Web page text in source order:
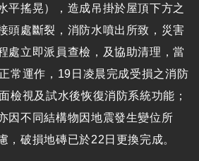
平搖晃），造成吊掛於屋頂下方之
頭處斷裂，消防水噴出所致，災害
處立即派員查檢，及協助清理，當
常運作，19日凌晨完成受損之消防
檢視及試水後恢復消防系統功能；
因不同結構物因地震發生變位所
，破損地磚已於22日更換完成。